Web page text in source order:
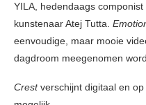
YILA, hedendaags
kunstenaar Atej Tutta.
eenvoudige, maar mooie
dagdroom meegenomen
Crestverschijnt digitaal en